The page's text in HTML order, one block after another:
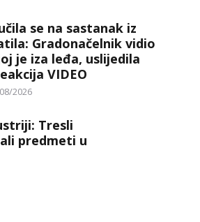
se na sastanak iz
Gradonačelnik vidio
je iza leđa, uslijedila
VIDEO
2026
Tresli
predmeti u